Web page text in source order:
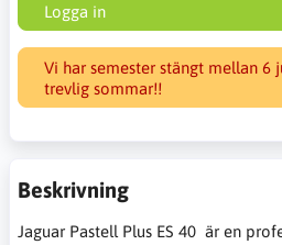
Logga in
Vi har semester stängt mellan 6
trevlig sommar!!
Beskrivning
Jaguar Pastell Plus ES 40 är en